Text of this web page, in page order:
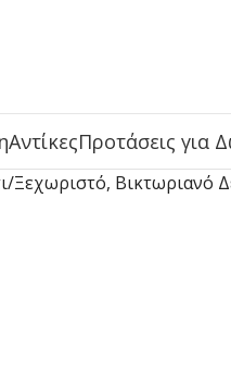
ΑντίκεςΠροτάσεις για
Ξεχωριστό, Βικτωριανό